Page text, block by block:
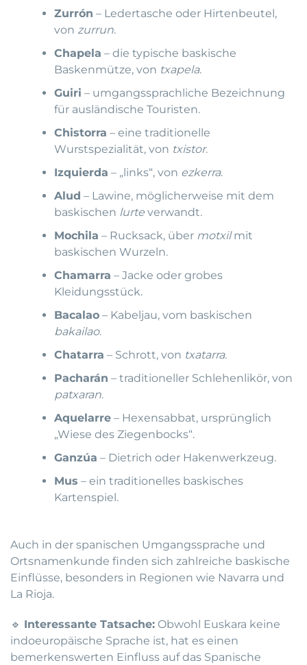
Zurrón – Ledertasche oder Hirtenbeutel,
vonzurrun.
Chapela – die typische baskische
Baskenmütze, von txapela.
Guiri – umgangssprachliche Bezeichnung
für ausländische Touristen.
Chistorra – eine traditionelle
Wurstspezialität, von txistor.
Izquierda – „links“, von ezkerra.
Alud – Lawine, möglicherweise mit dem
baskischen lurte verwandt.
Mochila – Rucksack, über motxilmit
baskischen Wurzeln.
Chamarra – Jacke oder grobes
Kleidungsstück.
Bacalao – Kabeljau, vom baskischen
bakailao.
Chatarra – Schrott, von txatarra.
Pacharán – traditioneller Schlehenlikör, von
patxaran.
Aquelarre – Hexensabbat, ursprünglich
„Wiese des Ziegenbocks“.
Ganzúa – Dietrich oder Hakenwerkzeug.
Mus – ein traditionelles baskisches
Kartenspiel.
Auch in der spanischen Umgangssprache und
Ortsnamenkunde finden sich zahlreiche baskische
Einflüsse, besonders in Regionen wie Navarra und
La Rioja.
🔹 Interessante Tatsache: Obwohl Euskara keine
indoeuropäische Sprache ist, hat es einen
bemerkenswerten Einfluss auf das Spanische